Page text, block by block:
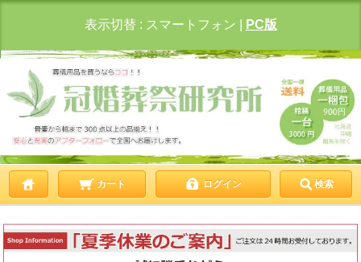
表示切替 : スマートフォン PC版
カート ログイン 検索